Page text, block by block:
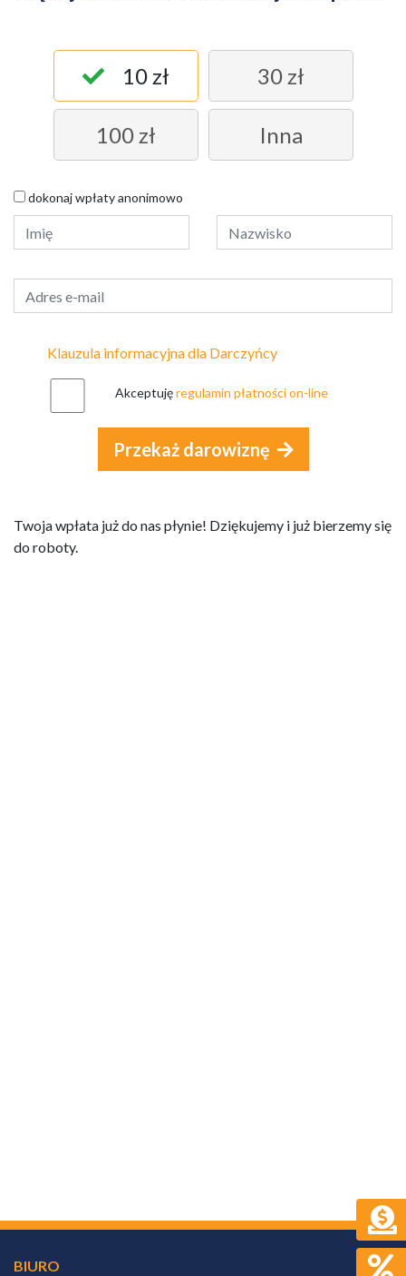
10 zł 30 zł
100 zł Inna
dokonaj wpłaty anonimowo
Klauzula informacyjna dla Darczyńcy
Akceptujęregulamin płatności on-line
Przekaż darowiznę
Twoja wpłata już do nas płynie! Dziękujemy i już bierzemy się
do roboty.
BIURO